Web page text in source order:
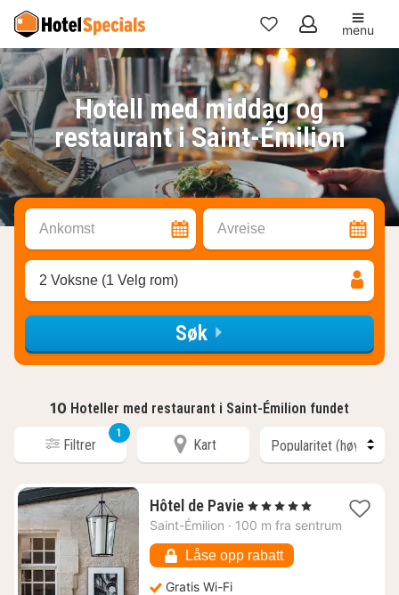
Mine
favoritter
menu
Hotell med middag og
restaurant i Saint-Émilion
Ankomst Avreise
2 Voksne (1 Velg rom)
Søk
10 Hoteller med restaurant i Saint-Émilion fundet
Filtrer
1
Kart
Hôtel de Pavie1
natt
6480
kr.
, 5 Stjerner
Saint-Émilion · 100 m fra sentrum
Låse opp rabatt
Gratis Wi-Fi